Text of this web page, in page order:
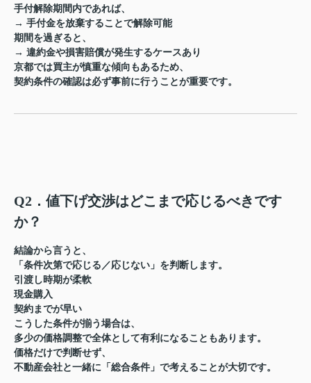
手付解除期間内であれば、
→ 手付金を放棄することで解除可能
期間を過ぎると、
→ 違約金や損害賠償が発生するケースあり
京都では買主が慎重な傾向もあるため、
契約条件の確認は必ず事前に行うことが重要です。
Q2．値下げ交渉はどこまで応じるべきです
か？
結論から言うと、
「条件次第で応じる／応じない」を判断します。
引渡し時期が柔軟
現金購入
契約までが早い
こうした条件が揃う場合は、
多少の価格調整で全体として有利になることもあります。
価格だけで判断せず、
不動産会社と一緒に「総合条件」で考えることが大切です。